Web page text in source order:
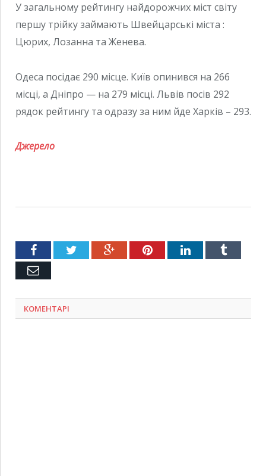
У загальному рейтингу найдорожчих міст світу
першу трійку займають Швейцарські міста :
Цюрих, Лозанна та Женева.
Одеса посідає 290 місце. Київ опинився на 266
місці, а Дніпро — на 279 місці. Львів посів 292
рядок рейтингу та одразу за ним йде Харків – 293.
Джерело
FacebookTwitter Google+PinterestLinkedInTumblr
Емейл
КОМЕНТАРІ